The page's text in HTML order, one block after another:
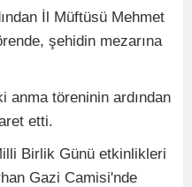
İl Müftüsü Mehmet
şehidin mezarına
anma töreninin ardından
etti.
Birlik Günü etkinlikleri
Gazi Camisi'nde